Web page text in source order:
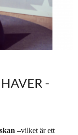
-
–vilket är ett